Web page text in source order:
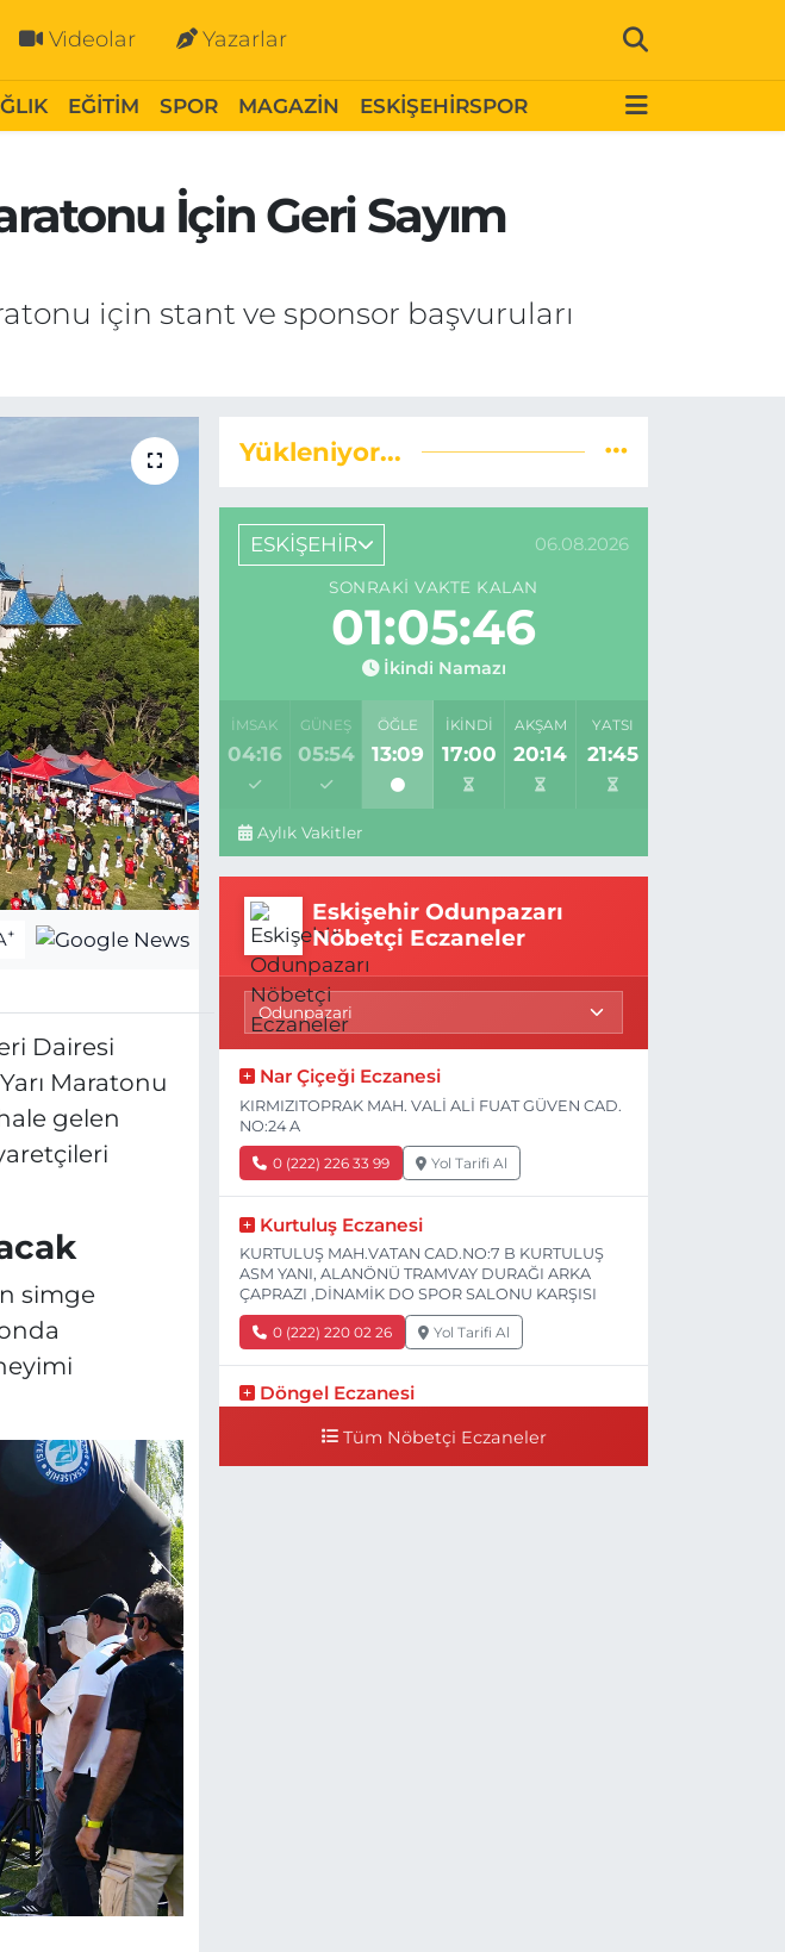
Videolar Yazarlar
EĞİTİM SPOR MAGAZİN ESKİŞEHİRSPOR
İçin Geri Sayım
için stant ve sponsor başvuruları
+
Dairesi
Maratonu
gelen
simge
Yükleniyor...
ESKİŞEHİR 06.08.2026
SONRAKI VAKTE KALAN
01:05:44
İkindi Namazı
İMSAK
04:16
GÜNEŞ
05:54
ÖĞLE
13:09
İKINDI
17:00
AKŞAM
20:14
YATSI
21:45
Aylık Vakitler
Eskişehir Odunpazarı
Nöbetçi Eczaneler
Nar Çiçeği Eczanesi
KIRMIZITOPRAK MAH. VALİ ALİ FUAT GÜVEN CAD.
NO:24 A
0 (222) 226 33 99 Yol Tarifi Al
Kurtuluş Eczanesi
KURTULUŞ MAH.VATAN CAD.NO:7 B KURTULUŞ
ASM YANI, ALANÖNÜ TRAMVAY DURAĞI ARKA
ÇAPRAZI ,DİNAMİK DO SPOR SALONU KARŞISI
0 (222) 220 02 26 Yol Tarifi Al
Döngel Eczanesi
300 mt ilerisi bim markete kadar sol tarafı
Tüm Nöbetçi Eczaneler